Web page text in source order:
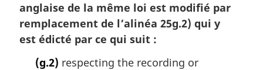
anglaise de la même loi est modifié par
remplacement de l’alinéa 25g.2) qui y
est édicté par ce qui suit :
(g.2) respecting the recording or